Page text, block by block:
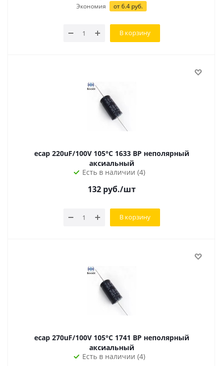
Экономия от 6.4 руб.
В корзину
ecap 220uF/100V 105°С 1633 BP неполярный
аксиальный
Есть в наличии (4)
132руб./шт
В корзину
ecap 270uF/100V 105°С 1741 BP неполярный
аксиальный
Есть в наличии (4)